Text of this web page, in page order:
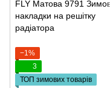
−1%
3
ТОП зимових товарів